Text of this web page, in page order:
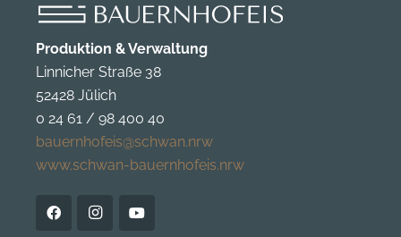
Produktion & Verwaltung
Linnicher Straße 38
52428 Jülich
0 24 61 / 98 400 40
bauernhofeis@schwan.nrw
www.schwan-bauernhofeis.nrw